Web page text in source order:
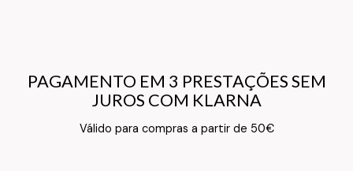
PAGAMENTO EM 3 PRESTAÇÕES SEM
JUROS COM KLARNA
Válido para compras a partir de 50€
PAGAMENTO EM 3 PRESTAÇÕES SEM
JUROS COM KLARNA
Texto do Verso do Cartão de Informação